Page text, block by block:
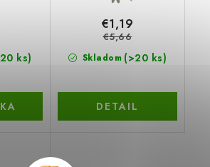
ks) Skladom (>20 ks)
€1,19
€5,66
DETAIL